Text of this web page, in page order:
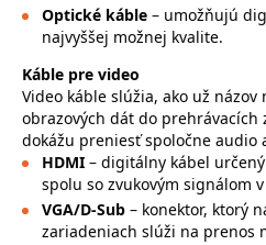
Optické káble – umožňujú
najvyššej možnej kvalite.
Káble pre video
Video káble slúžia, ako už názov
obrazových dát do
dokážu preniesť spoločne audio
HDMI – digitálny kábel
spolu so zvukovým signálom
VGA/D-Sub – konektor, ktorý
zariadeniach slúži na prenos